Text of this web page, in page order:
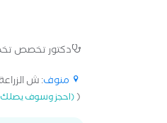
دكتور تخصص
منوف: ش
((احجز وسوف يصلك